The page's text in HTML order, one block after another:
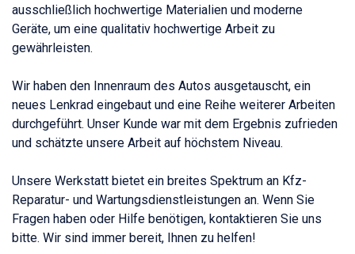
ausschließlich hochwertige Materialien und moderne
Geräte, um eine qualitativ hochwertige Arbeit zu
gewährleisten.
Wir haben den Innenraum des Autos ausgetauscht, ein
neues Lenkrad eingebaut und eine Reihe weiterer Arbeiten
durchgeführt. Unser Kunde war mit dem Ergebnis zufrieden
und schätzte unsere Arbeit auf höchstem Niveau.
Unsere Werkstatt bietet ein breites Spektrum an Kfz-
Reparatur- und Wartungsdienstleistungen an. Wenn Sie
Fragen haben oder Hilfe benötigen, kontaktieren Sie uns
bitte. Wir sind immer bereit, Ihnen zu helfen!